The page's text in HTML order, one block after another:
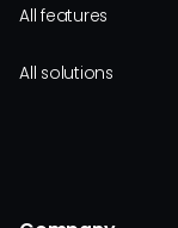
All features
All solutions